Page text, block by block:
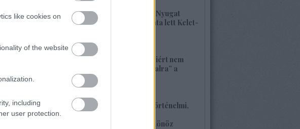
like cookies on
of the website
including
user protection.
1414. BEKIÁLTÁS: A Nyugat
hulladékának lerakata lett Kelet-
2026. május 09. 11:36
1413. BEKIÁLTÁS: Miért nem
szavaznak a „baloldalra” a
munkások?
2026. április 26. 00:45
1412. BEKIÁLTÁS: Történelmi,
családi traumákkal
szembenézésre ösztönöz